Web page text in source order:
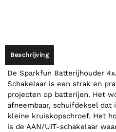
Beschrijving
De Sparkfun Batterijhouder
Schakelaar is een strak en
projecten op batterijen. Het
afneembaar, schuifdeksel dat
kleine kruiskopschroef. Het
is de AAN/UIT-schakelaar